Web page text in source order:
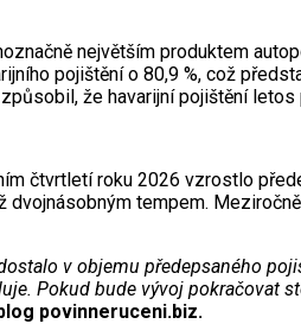
největším produktem
pojištění o 80,9 %, což
že havarijní pojištění
čtvrtletí roku 2026 vzrostlo
tempem.
v objemu předepsaného
Pokud bude vývoj pokračovat
povinneruceni.biz.